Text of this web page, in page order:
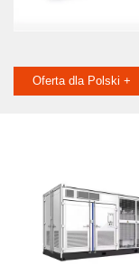
Oferta dla Polski +